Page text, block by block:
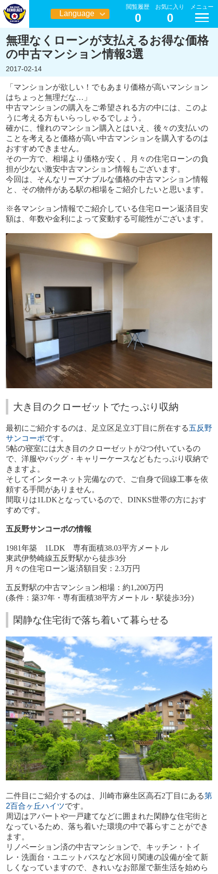
Language
日本語
閲覧履歴
0
お気に入り
0
メニュー
無理なくローンが支払えるお得な価格
の中古マンション情報3選
2017-02-14
「マンションが欲しい！でもあまり価格が高いマンション
はちょっと無理だな…」
中古マンションの購入をご希望される方の中には、このよ
うに考える方もいらっしゃるでしょう。
確かに、憧れのマンション購入とはいえ、後々の支払いの
ことを考えると価格が高い中古マンションを購入するのは
おすすめできません。
その一方で、相場より価格が安く、月々の住宅ローンの負
担が少ない激安中古マンション情報もございます。
今回は、そんなリーズナブルな価格の中古マンション情報
と、その物件がある駅の相場をご紹介したいと思います。
※各マンション情報でご紹介している住宅ローン返済目安
額は、年数や金利によって変動する可能性がございます。
大き目のクローゼットでたっぷり収納
最初にご紹介するのは、足立区足立3丁目に所在する五反野
サンコーポです。
5帖の寝室には大き目のクローゼットが2つ付いているの
で、洋服やバッグ・キャリーケースなどもたっぷり収納で
きますよ。
そしてインターネット完備なので、ご自身で回線工事を依
頼する手間がありません。
間取りは1LDKとなっているので、 DINKS世帯の方におす
すめです。
五反野サンコーポの情報
1981年築 1LDK 専有面積38.03平方メートル
東武伊勢崎線五反野駅から徒歩3分
月々の住宅ローン返済額目安： 2.3万円
五反野駅の中古マンション相場：約1,200万円
(条件：築37年・専有面積38平方メートル・駅徒歩3分)
閑静な住宅街で落ち着いて暮らせる
二件目にご紹介するのは、川崎市麻生区高石2丁目にある第
2百合ヶ丘ハイツです。
周辺はアパートや一戸建てなどに囲まれた閑静な住宅街と
なっているため、落ち着いた環境の中で暮らすことができ
ます。
リノベーション済の中古マンションで、キッチン・トイ
レ・洗面台・ユニットバスなど水回り関連の設備が全て新
しくなっていますので、きれいなお部屋で新生活を始めら